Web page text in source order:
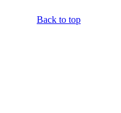
Back to top